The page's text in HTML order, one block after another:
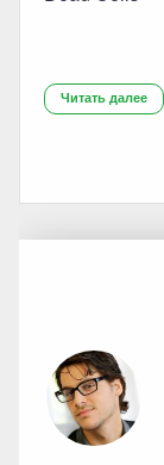
Читать далее